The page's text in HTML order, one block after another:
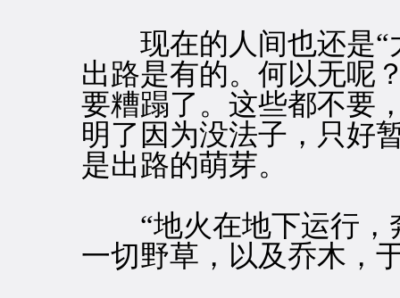
现在的人间也还是“
出路是有的。何以无呢
要糟蹋了。这些都不要
明了因为没法子，只好
是出路的萌芽。
“地火在地下运行，
一切野草，以及乔木，